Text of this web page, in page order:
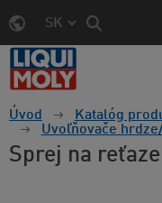
SK
Úvod Katalóg
Uvoľňovače
Sprej na reťaze